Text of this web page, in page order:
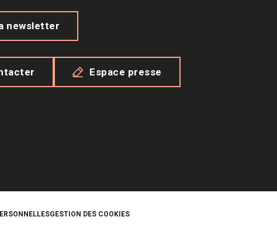
newsletter
Espace presse
GESTION DES COOKIES